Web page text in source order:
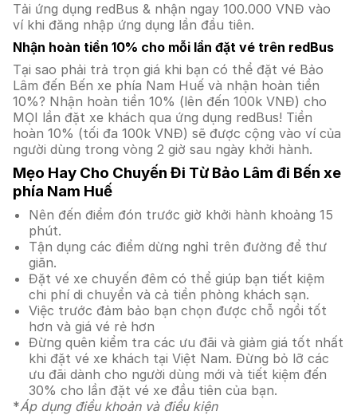
Tải ứng dụng redBus & nhận ngay 100.000 VNĐ vào
ví khi đăng nhập ứng dụng lần đầu tiên.
Nhận hoàn tiền 10% cho mỗi lần đặt vé trên redBus
Tại sao phải trả trọn giá khi bạn có thể đặt vé Bảo
Lâm đến Bến xe phía Nam Huế và nhận hoàn tiền
10%? Nhận hoàn tiền 10% (lên đến 100k VNĐ) cho
MỌI lần đặt xe khách qua ứng dụng redBus! Tiền
hoàn 10% (tối đa 100k VNĐ) sẽ được cộng vào ví của
người dùng trong vòng 2 giờ sau ngày khởi hành.
Mẹo Hay Cho Chuyến Đi Từ Bảo Lâm đi Bến xe
phía Nam Huế
Nên đến điểm đón trước giờ khởi hành khoảng 15
phút.
Tận dụng các điểm dừng nghỉ trên đường để thư
giãn.
Đặt vé xe chuyến đêm có thể giúp bạn tiết kiệm
chi phí di chuyển và cả tiền phòng khách sạn.
Việc trước đảm bảo bạn chọn được chỗ ngồi tốt
hơn và giá vé rẻ hơn
Đừng quên kiểm tra các ưu đãi và giảm giá tốt nhất
khi đặt vé xe khách tại Việt Nam. Đừng bỏ lỡ các
ưu đãi dành cho người dùng mới và tiết kiệm đến
30% cho lần đặt vé xe đầu tiên của bạn.
*Áp dụng điều khoản và điều kiện